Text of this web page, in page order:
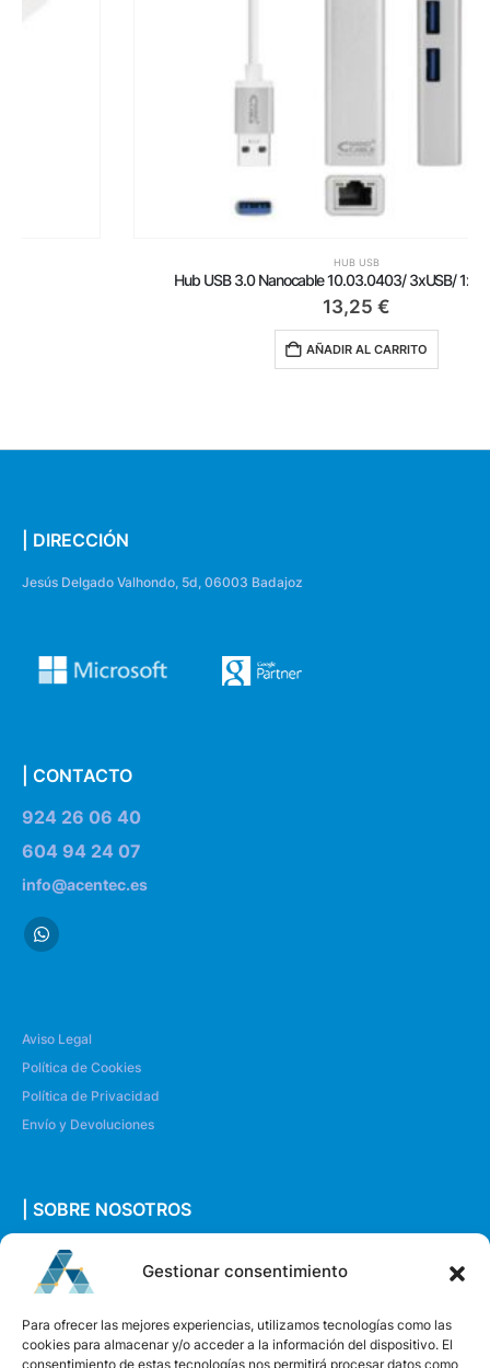
Gestionar consentimiento
Para ofrecer las mejores experiencias, utilizamos tecnologías como las
cookies para almacenar y/o acceder a la información del dispositivo. El
consentimiento de estas tecnologías nos permitirá procesar datos como
Hub USB 3.0 Nanocable 10.03.0403/ 3xUSB/ 1xRJ45/ Gris
AÑADIR AL CARRITO
| DIRECCIÓN
Jesús Delgado Valhondo, 5d, 06003 Badajoz
| CONTACTO
924 26 06 40
604 94 24 07
info@acentec.es
Aviso Legal
Política de Cookies
Política de Privacidad
Envío y Devoluciones
| SOBRE NOSOTROS
Quiénes somos
Envíanos un mensaje